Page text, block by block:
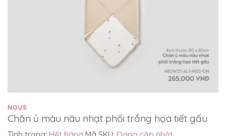
NOUS
Chăn ủ màu nâu nhạt phối trắng họa tiết gấu